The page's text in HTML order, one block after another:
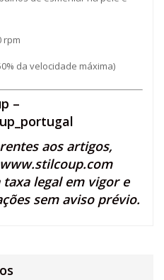
rpm
da velocidade máxima)
–
aos artigos,
www.stilcoup.com
legal em vigor e
sem aviso prévio.